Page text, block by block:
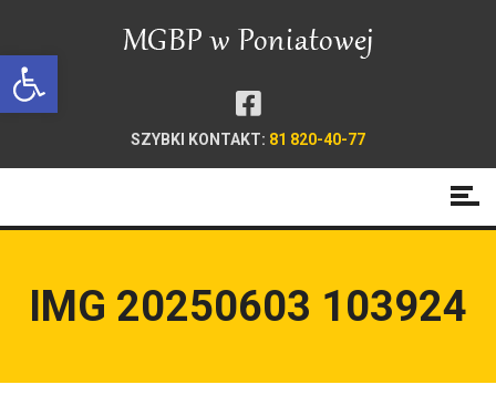
Open toolbar
SZYBKI KONTAKT: 81 820-40-77
IMG 20250603 103924